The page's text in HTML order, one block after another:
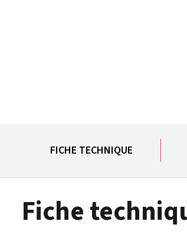
FICHE TECHNIQUE
Fiche